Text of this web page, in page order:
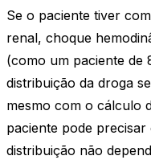
Se o paciente tiver
renal, choque
(como um paciente de
distribuição da droga
mesmo com o cálculo
paciente pode precisar
distribuição não